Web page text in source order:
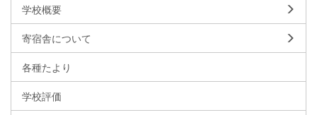
学校概要
寄宿舎について
各種たより
学校評価